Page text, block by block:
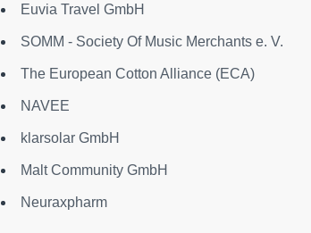
Euvia Travel GmbH
SOMM - Society Of Music Merchants e. V.
The European Cotton Alliance (ECA)
NAVEE
klarsolar GmbH
Malt Community GmbH
Neuraxpharm